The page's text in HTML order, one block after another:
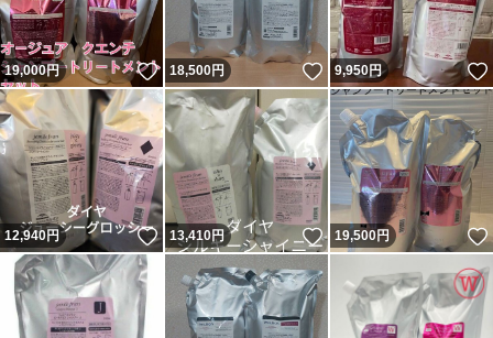
19,000円 いいね！
18,500円 いいね！
9,950円
12,940円 いいね！
13,410円 いいね！
19,500円